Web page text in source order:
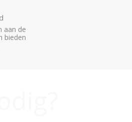
aan de
bieden